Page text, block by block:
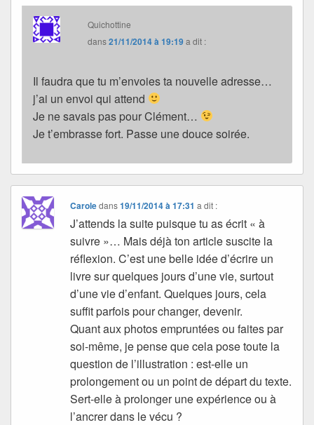
Quichottine
dans21/11/2014 à 19:19a dit :
Il faudra que tu m’envoies ta nouvelle adresse…
j’ai un envoi qui attend
Je ne savais pas pour Clément…
Je t’embrasse fort. Passe une douce soirée.
Caroledans19/11/2014 à 17:31 a dit :
J’attends la suite puisque tu as écrit « à
suivre »… Mais déjà ton article suscite la
réflexion. C’est une belle idée d’écrire un
livre sur quelques jours d’une vie, surtout
d’une vie d’enfant. Quelques jours, cela
suffit parfois pour changer, devenir.
Quant aux photos empruntées ou faites par
soi-même, je pense que cela pose toute la
question de l’illustration : est-elle un
prolongement ou un point de départ du texte.
Sert-elle à prolonger une expérience ou à
l’ancrer dans le vécu ?